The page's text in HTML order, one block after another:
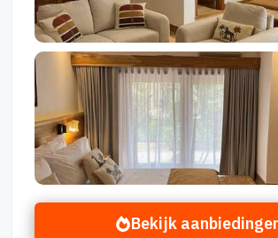
Bekijk